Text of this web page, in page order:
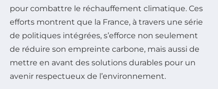
pour combattre le réchauffement climatique. Ces
efforts montrent que la France, à travers une série
de politiques intégrées, s’efforce non seulement
de réduire son empreinte carbone, mais aussi de
mettre en avant des solutions durables pour un
avenir respectueux de l’environnement.